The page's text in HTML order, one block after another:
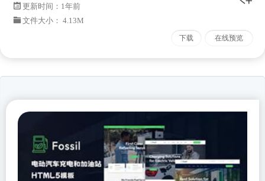
更新时间： 1年前
文件大小： 4.13M
下载 在线预览